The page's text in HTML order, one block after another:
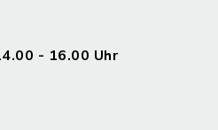
- 16.00 Uhr